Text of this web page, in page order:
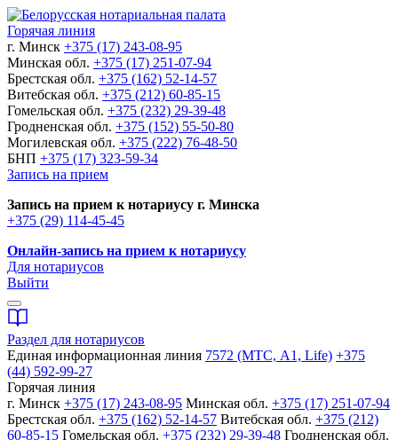
Горячая линия
г. Минск +375 (17) 243-08-95
Минская обл. +375 (17) 251-07-94
Брестская обл. +375 (162) 52-14-57
Витебская обл. +375 (212) 60-85-15
Гомельская обл. +375 (232) 29-39-48
Гродненская обл. +375 (152) 55-50-80
Могилевская обл. +375 (222) 76-48-50
БНП +375 (17) 323-59-34
Запись на прием
Запись на прием к нотариусу г. Минска
+375 (29) 114-45-45
Онлайн-запись на прием к нотариусу
Для нотариусов
Выйти
Раздел для нотариусов
Единая информационная линия 7572 (МТС, A1, Life) +375
(44) 592-99-27
Горячая линия
г. Минск +375 (17) 243-08-95 Минская обл. +375 (17) 251-07-94
Брестская обл. +375 (162) 52-14-57 Витебская обл. +375 (212)
60-85-15 Гомельская обл. +375 (232) 29-39-48 Гродненская обл.